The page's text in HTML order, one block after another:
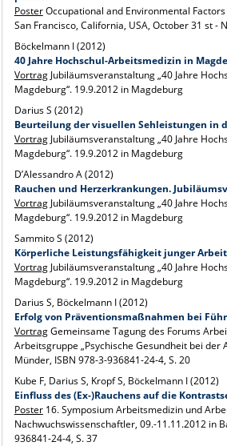
PosterOccupational and Environmental
San Francisco, California, USA, October 31 st -
Böckelmann I (2012)
40 Jahre Hochschul-Arbeitsmedizin in
VortragJubiläumsveranstaltung „40 Jahre
Magdeburg“. 19.9.2012 in Magdeburg
Darius S (2012)
Beurteilung der visuellen Sehleistungen in
VortragJubiläumsveranstaltung „40 Jahre
Magdeburg“. 19.9.2012 in Magdeburg
D’Alessandro A (2012)
Rauchen und Herzerkrankungen.
VortragJubiläumsveranstaltung „40 Jahre
Magdeburg“. 19.9.2012 in Magdeburg
Sammito S (2012)
Körperliche Leistungsfähigkeit junger
VortragJubiläumsveranstaltung „40 Jahre
Magdeburg“. 19.9.2012 in Magdeburg
Darius S, Böckelmann I (2012)
Erfolg von Präventionsmaßnahmen bei
VortragGemeinsame Tagung des Forums
Arbeitsgruppe „Psychische Gesundheit bei der
Münder, ISBN 978-3-936841-24-4, S. 20
Kube F, Darius S, Kropf S, Böckelmann I (2012)
Einfluss des (Ex-)Rauchens auf die
Poster16. Symposium Arbeitsmedizin und
Nachwuchswissenschaftler, 09.-11.11.2012 in
936841-24-4, S. 37